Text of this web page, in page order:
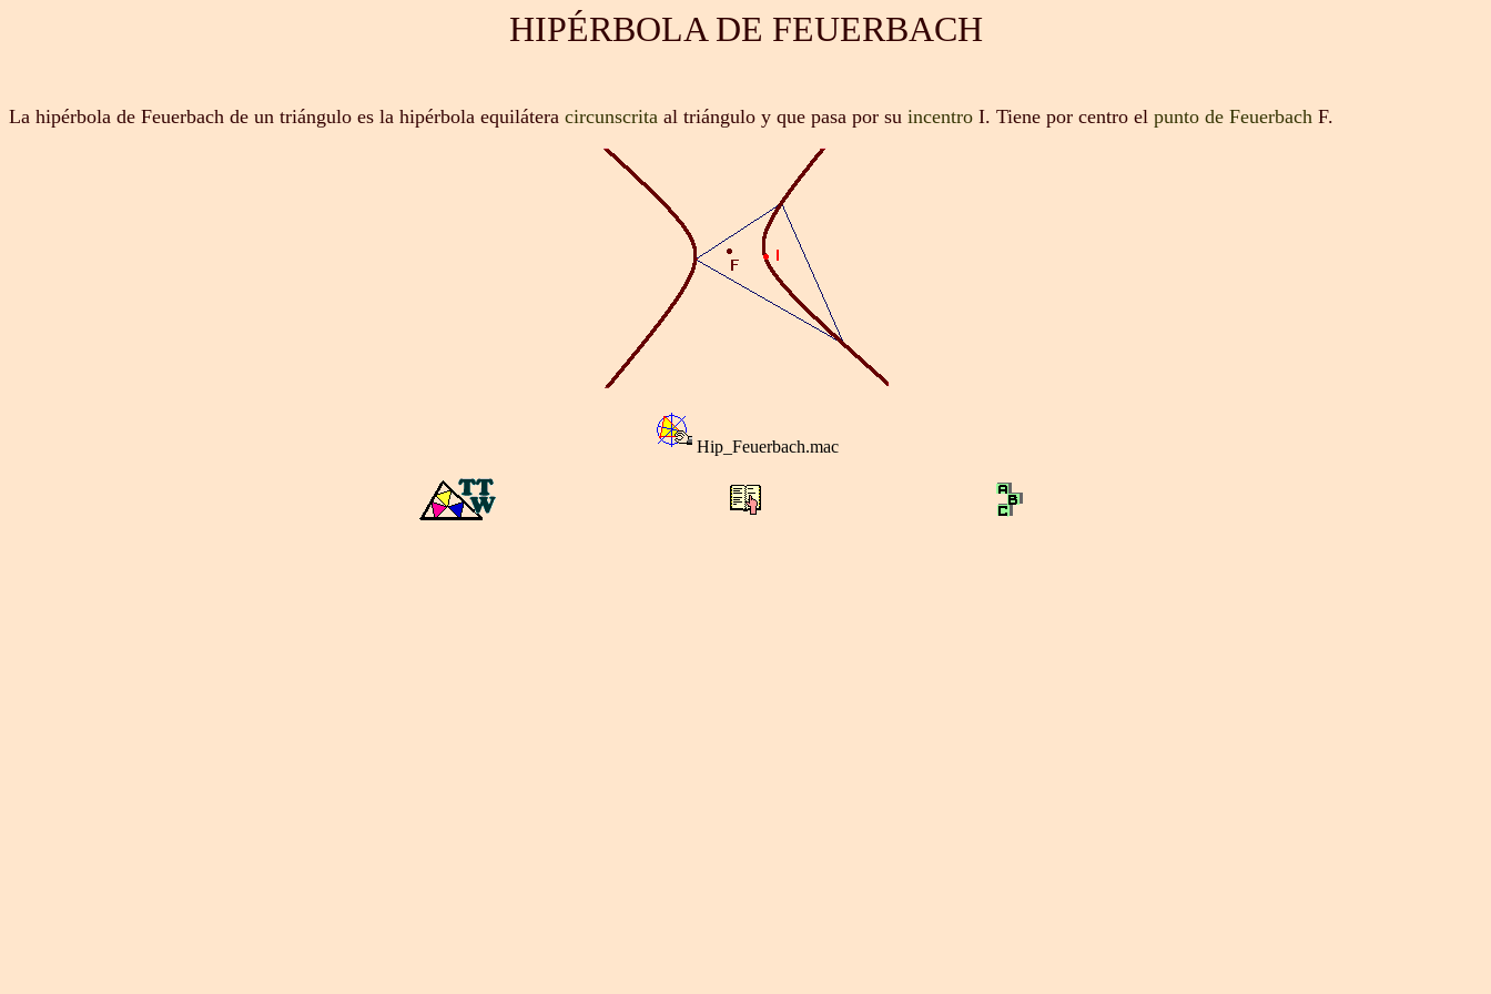
HIPÉRBOLA DE FEUERBACH
La hipérbola de Feuerbach de un triángulo es la hipérbola equilátera circunscrita al triángulo y que pasa por su incentro I. Tiene por centro el punto de Feuerbach F.
Hip_Feuerbach.mac